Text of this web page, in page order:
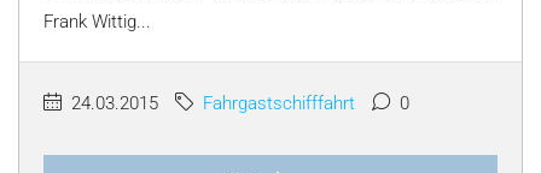
Frank Wittig...
24.03.2015 Fahrgastschifffahrt 0